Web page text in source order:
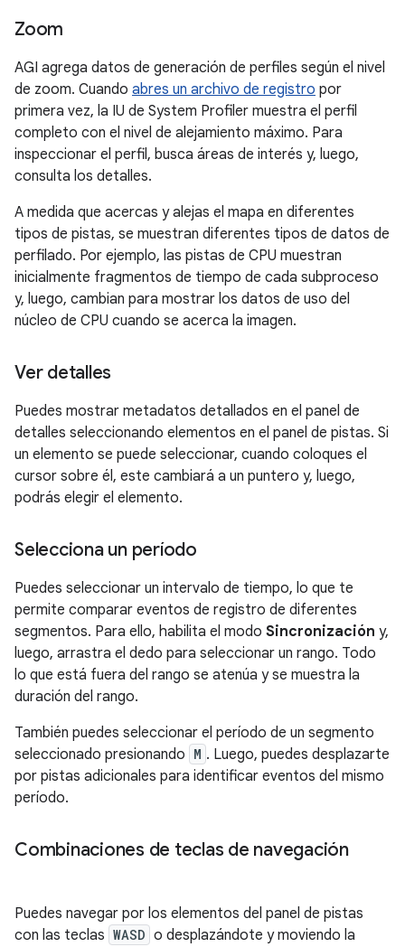
Zoom
AGI agrega datos de generación de perfiles según el nivel
de zoom. Cuando abres un archivo de registro por
primera vez, la IU de System Profiler muestra el perfil
completo con el nivel de alejamiento máximo. Para
inspeccionar el perfil, busca áreas de interés y, luego,
consulta los detalles.
A medida que acercas y alejas el mapa en diferentes
tipos de pistas, se muestran diferentes tipos de datos de
perfilado. Por ejemplo, las pistas de CPU muestran
inicialmente fragmentos de tiempo de cada subproceso
y, luego, cambian para mostrar los datos de uso del
núcleo de CPU cuando se acerca la imagen.
Ver detalles
Puedes mostrar metadatos detallados en el panel de
detalles seleccionando elementos en el panel de pistas. Si
un elemento se puede seleccionar, cuando coloques el
cursor sobre él, este cambiará a un puntero y, luego,
podrás elegir el elemento.
Selecciona un período
Puedes seleccionar un intervalo de tiempo, lo que te
permite comparar eventos de registro de diferentes
segmentos. Para ello, habilita el modo Sincronización y,
luego, arrastra el dedo para seleccionar un rango. Todo
lo que está fuera del rango se atenúa y se muestra la
duración del rango.
También puedes seleccionar el período de un segmento
seleccionado presionando M . Luego, puedes desplazarte
por pistas adicionales para identificar eventos del mismo
período.
Combinaciones de teclas de navegación
Puedes navegar por los elementos del panel de pistas
con las teclas WASD o desplazándote y moviendo la